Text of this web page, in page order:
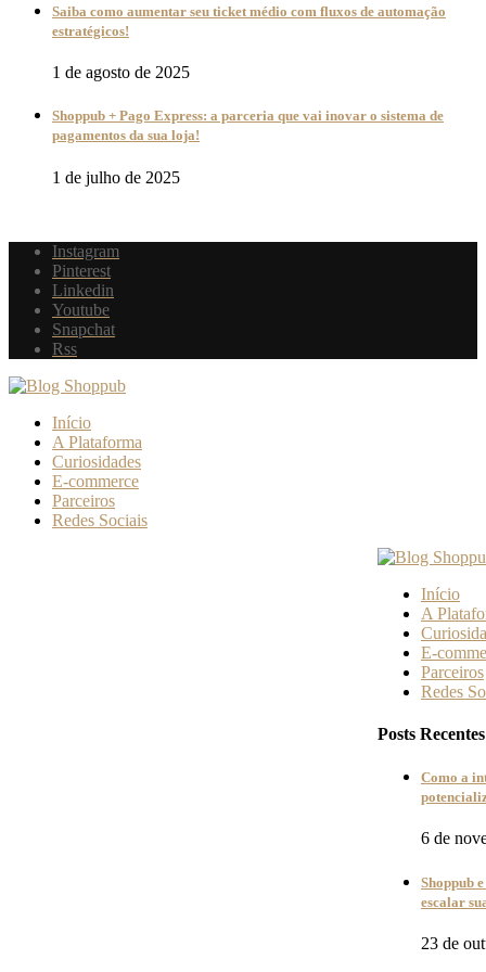
Saiba como aumentar seu ticket médio com fluxos de automação
estratégicos!
1 de agosto de 2025
Shoppub + Pago Express: a parceria que vai inovar o sistema de
pagamentos da sua loja!
1 de julho de 2025
Instagram
Pinterest
Linkedin
Youtube
Snapchat
Rss
Início
A Plataforma
Curiosidades
E-commerce
Parceiros
Redes Sociais
Início
A
E-
Parceiros
Redes
Posts Recentes
Como a
6 de
Shoppub
escalar
23 de